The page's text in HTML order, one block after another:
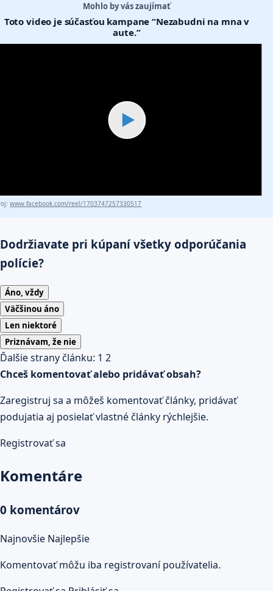
Mohlo by vás zaujímať
Toto video je súčasťou kampane “Nezabudni na mna v
aute.”
▶
www.facebook.com/reel/1703747257330517
Dodržiavate pri kúpaní všetky odporúčania
polície?
Áno, vždy
Väčšinou áno
Len niektoré
Priznávam, že nie
Ďalšie strany článku: 1 2
Chceš komentovať alebo pridávať obsah?
Zaregistruj sa a môžeš komentovať články, pridávať
podujatia aj posielať vlastné články rýchlejšie.
Registrovať sa
Komentáre
0 komentárov
Najnovšie Najlepšie
Komentovať môžu iba registrovaní používatelia.